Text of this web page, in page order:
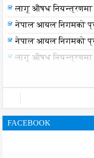
समयमै सार्वजनिक भयो
कार्यान्वयन प्रक्रिया
लागू औषध नियन्त्रणमा
नेपाल आयल निगमको
नेपाल आयल निगमको
FACEBOOK